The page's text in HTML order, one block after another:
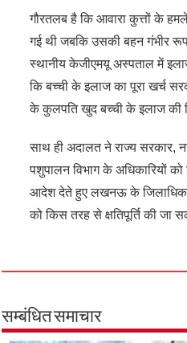
गौरतलब है कि आवारा कुत्तों के
गई थी जबकि उसकी बहन गंभीर
स्थानीय केजीएमयू अस्पताल में
कि बच्ची के इलाज का पूरा खर्च
के कुलपति खुद बच्ची के इलाज की
साथ ही अदालत ने राज्य सरकार,
पशुपालन विभाग के अधिकारियों
आदेश देते हुए लखनऊ के
को किस तरह से क्षतिपूर्ति की जा
सम्बंधित समाचार